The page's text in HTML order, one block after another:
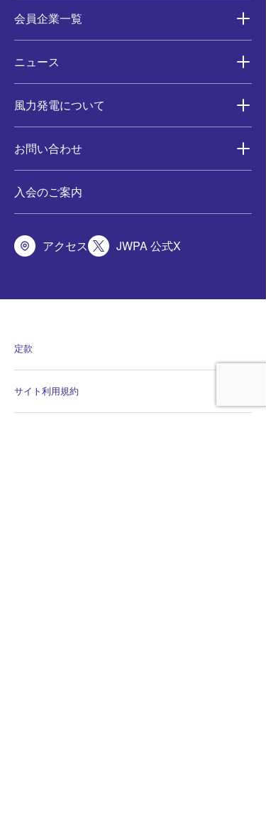
会員企業一覧
ニュース
風力発電について
お問い合わせ
入会のご案内
アクセス JWPA 公式X
定款
サイト利用規約